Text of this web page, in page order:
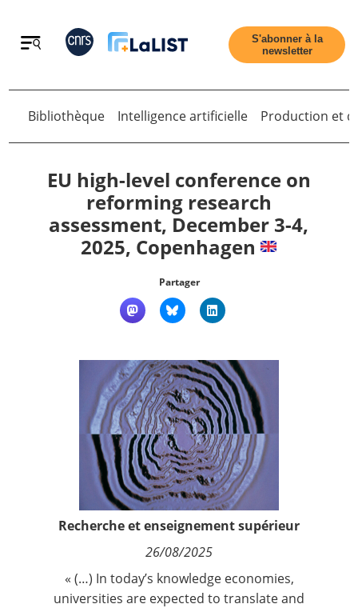
Retour
Accueil
Qui sommes nous ?
Nous suivre
S'abonner à la
newsletter
Retour
Bibliothèque Intelligence artificielle Production et
EU high-level conference on
reforming re­search
assessment, December 3-4,
2025, Copenhagen
Partager
Recherche et enseignement supérieur
26/08/2025
« (…) In today’s knowledge economies,
universities are expected to translate and